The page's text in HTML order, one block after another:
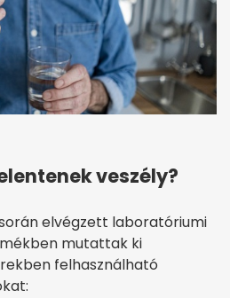
veszély?
elvégzett laboratóriumi
mutattak ki
felhasználható